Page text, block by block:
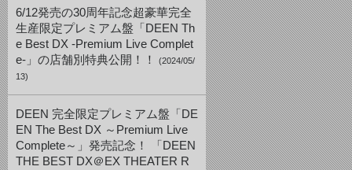
6/12発売の30周年記念超豪華完全
生産限定プレミアム盤「DEEN Th
e Best DX -Premium Live Complet
e-」の店舗別特典公開！！
(2024/05/
13)
DEEN 完全限定プレミアム盤「DE
EN The Best DX ～Premium Live
Complete～」発売記念！ 「DEEN
THE BEST DX＠EX THEATER R